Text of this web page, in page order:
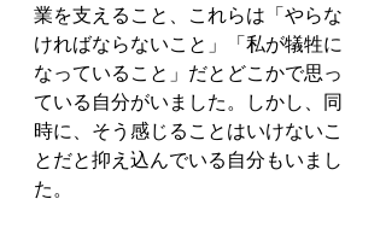
業を支えること、これらは「やらな
ければならないこと」「私が犠牲に
なっていること」だとどこかで思っ
ている自分がいました。しかし、同
時に、そう感じることはいけないこ
とだと抑え込んでいる自分もいまし
た。